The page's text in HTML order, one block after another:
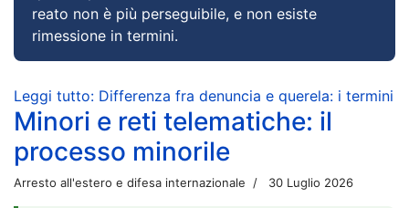
reato non è più perseguibile, e non esiste
rimessione in termini.
Leggi tutto: Differenza fra denuncia e querela: i termini
Minori e reti telematiche: il
processo minorile
Arresto all'estero e difesa internazionale 30 Luglio 2026